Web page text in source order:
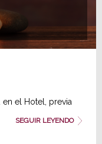
en el Hotel, previa
y disponibilidad.
SEGUIR LEYENDO